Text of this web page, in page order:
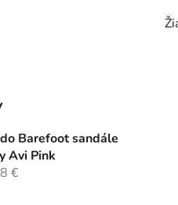
Barefoot sandále
Avi Pink
€